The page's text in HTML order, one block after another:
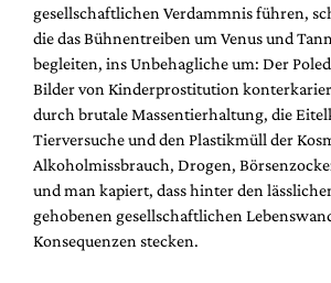
gesellschaftlichen Verdammnis führen,
die das Bühnentreiben um Venus und
begleiten, ins Unbehagliche um: Der
Bilder von Kinderprostitution
durch brutale Massentierhaltung, die
Tierversuche und den Plastikmüll der
Alkoholmissbrauch, Drogen,
und man kapiert, dass hinter den
gehobenen gesellschaftlichen
Konsequenzen stecken.